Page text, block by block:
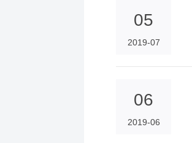
05
2019-07
06
2019-06